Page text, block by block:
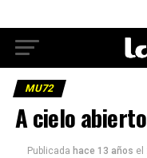
MU72
A cielo abierto